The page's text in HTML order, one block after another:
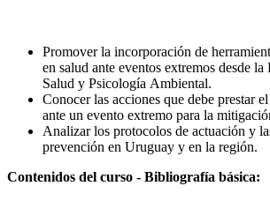
Promover la incorporación de
en salud ante eventos extremos desde la
Salud y Psicología Ambiental.
Conocer las acciones que debe prestar
ante un evento extremo para la
Analizar los protocolos de actuación y
prevención en Uruguay y en la región.
Contenidos del curso - Bibliografía básica: